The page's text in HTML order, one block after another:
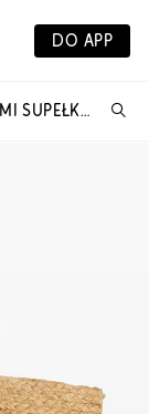
DO APP
TORBA SHOPPER Z JUTY Z OZDOBNYMI SUPEŁKAMI